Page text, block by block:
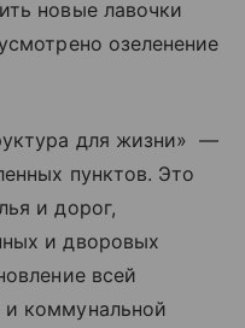
новые лавочки
озеленение
для жизни» —
пунктов. Это
и дорог,
и дворовых
всей
коммунальной